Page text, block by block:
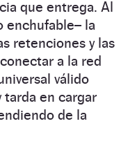
que entrega. Al
enchufable– la
retenciones y las
a la red
válido
tarda en cargar
de la